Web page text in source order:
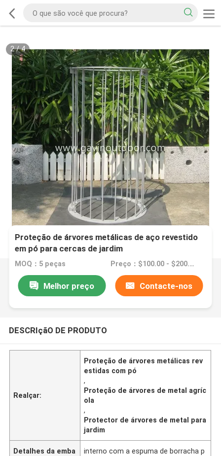
2/4
Proteção de árvores metálicas de aço revestido
em pó para cercas de jardim
MOQ：5 peças Preço：$100.00 - $200.00/pieces
Melhor preço Contacte-nos
DESCRIçãO DE PRODUTO
Realçar:
Proteção de árvores metálicas rev
estidas com pó
,
Proteção de árvores de metal agríc
ola
,
Protector de árvores de metal para
jardim
Detalhes da emba
interno com a espuma de borracha p